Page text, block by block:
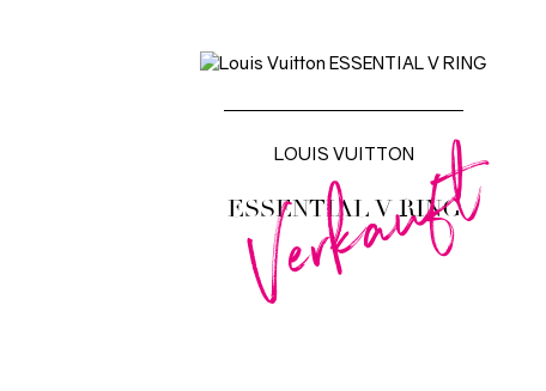
Verkauft
LOUIS VUITTON
ESSENTIAL V RING